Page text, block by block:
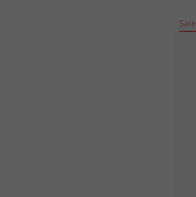
Sale